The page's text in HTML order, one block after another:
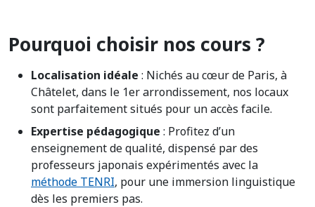
Pourquoi choisir nos cours ?
Localisation idéale : Nichés au cœur de Paris, à
Châtelet, dans le 1er arrondissement, nos locaux
sont parfaitement situés pour un accès facile.
Expertise pédagogique : Profitez d’un
enseignement de qualité, dispensé par des
professeurs japonais expérimentés avec la
méthode TENRI, pour une immersion linguistique
dès les premiers pas.